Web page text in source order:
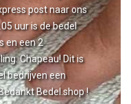
post naar ons
uur is de bedel
en een 2
Chapeau! Dit is
bedrijven een
Bedel.shop !